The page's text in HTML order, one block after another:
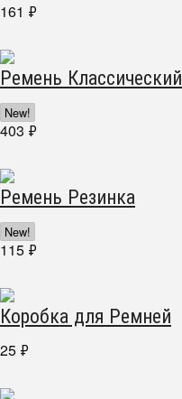
161 ₽
Ремень Классический
New!
403 ₽
Ремень Резинка
New!
115 ₽
Коробка для Ремней
25 ₽